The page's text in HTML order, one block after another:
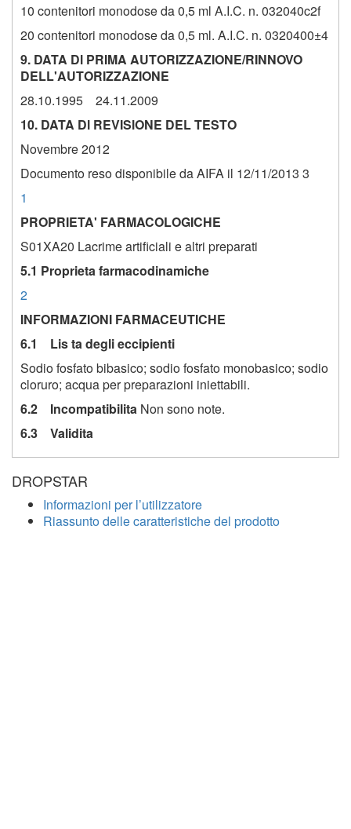
10 contenitori monodose da 0,5 ml A.I.C. n. 032040c2f
20 contenitori monodose da 0,5 ml. A.I.C. n. 0320400±4
9. DATA Dl PRIMA AUTORIZZAZIONE/RINNOVO
DELL'AUTORIZZAZIONE
28.10.1995 24.11.2009
10. DATA Dl REVISlONE DEL TESTO
Novembre 2012
Documento reso disponibile da AIFA il 12/11/2013 3
1
PROPRIETA' FARMACOLOGICHE
S01XA20 Lacrime artificiali e altri preparati
5.1 Proprieta farmacodinamiche
2
INFORMAZIONI FARMACEUTICHE
6.1 Lis ta degli eccipienti
Sodio fosfato bibasico; sodio fosfato monobasico; sodio
cloruro; acqua per preparazioni iniettabili.
6.2 Incompatibilita Non sono note.
6.3 Validita
DROPSTAR
Informazioni per l’utilizzatore
Riassunto delle caratteristiche del prodotto